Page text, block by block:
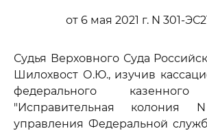
от 6 мая 2021 г. N 301-
Судья Верховного Суда
Шилохвост О.Ю., изучив
федерального казенного
"Исправительная колония
управления Федеральной